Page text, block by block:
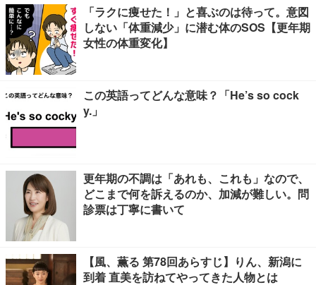
「ラクに痩せた！」と喜ぶのは待って。意図
しない「体重減少」に潜む体のSOS【更年期
女性の体重変化】
この英語ってどんな意味？「He’s so cock
y.」
更年期の不調は「あれも、これも」なので、
どこまで何を訴えるのか、加減が難しい。問
診票は丁寧に書いて
【風、薫る 第78回あらすじ】りん、新潟に
到着 直美を訪ねてやってきた人物とは